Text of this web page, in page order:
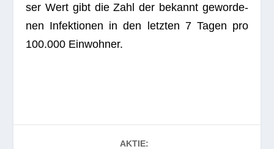
ser Wert gibt die Zahl der bekannt gewor­de­
nen Infek­tio­nen in den letz­ten 7 Tagen pro
100.000 Einwohner.
AKTIE: